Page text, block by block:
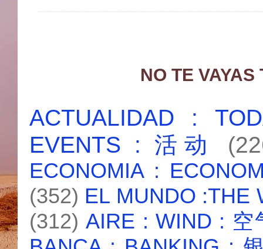
NO TE
ACTUALIDAD :
EVENTS : 活动
ECONOMIA :
(352) EL MUNDO :THE
(312) AIRE : WIND : 空